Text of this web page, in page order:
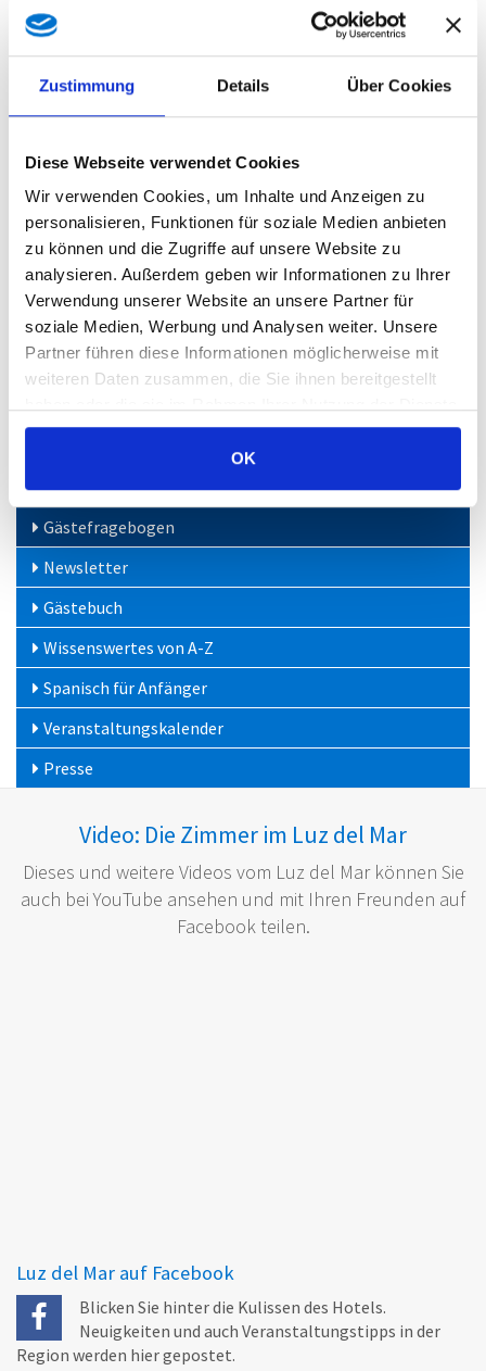
Zustimmung Details Über Cookies
Diese Webseite verwendet Cookies
Wir verwenden Cookies, um Inhalte und Anzeigen zu
personalisieren, Funktionen für soziale Medien anbieten
zu können und die Zugriffe auf unsere Website zu
analysieren. Außerdem geben wir Informationen zu Ihrer
Verwendung unserer Website an unsere Partner für
soziale Medien, Werbung und Analysen weiter. Unsere
Partner führen diese Informationen möglicherweise mit
weiteren Daten zusammen, die Sie ihnen bereitgestellt
gesammelt haben.
OK
Bitte nicht ausfüllen
Abschicken
Verfügbarkeit prüfen
Hotelbroschüre
Gästefragebogen
Newsletter
Gästebuch
Wissenswertes von A-Z
Spanisch für Anfänger
Veranstaltungskalender
Presse
Video: Die Zimmer im Luz del Mar
Dieses und weitere Videos vom Luz del Mar können Sie
auch bei YouTube ansehen und mit Ihren Freunden auf
Facebook teilen.
Luz del Mar auf Facebook
Blicken Sie hinter die Kulissen des Hotels.
Neuigkeiten und auch Veranstaltungstipps in der
Region werden hier gepostet.